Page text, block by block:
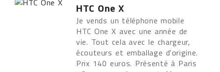
HTC One X
Je vends un téléphone mobile
HTC One X avec une année de
vie. Tout cela avec le chargeur,
écouteurs et emballage d'origine.
Prix ​​140 euros. Présenté à Paris